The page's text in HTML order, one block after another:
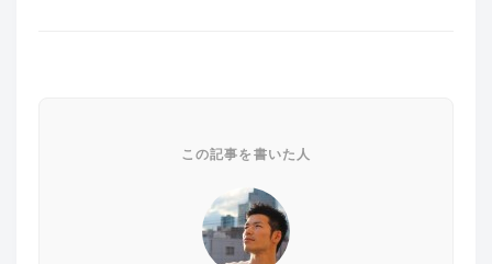
この記事を書いた人